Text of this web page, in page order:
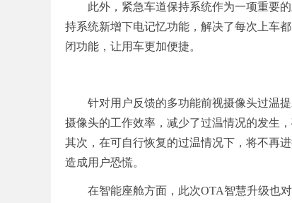
此外，紧急车道保持系统作为一项重要
持系统新增下电记忆功能，解决了每次上车
闭功能，让用车更加便捷。
针对用户反馈的多功能前视摄像头过温
摄像头的工作效率，减少了过温情况的发生
其次，在可自行恢复的过温情况下，将不再
造成用户恐慌。
在智能座舱方面，此次OTA智慧升级也